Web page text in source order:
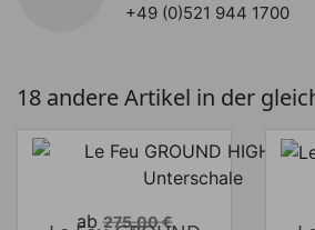
+49 (0)521 944 1700
18 andere Artikel in der
Verkaufspreis
ab 275,00 €